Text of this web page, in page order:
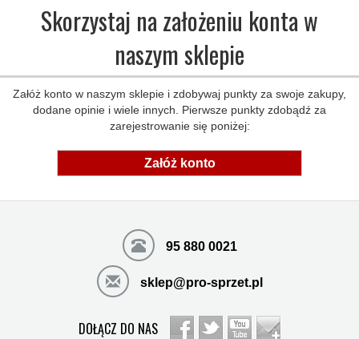
Skorzystaj na założeniu konta w
naszym sklepie
Załóż konto w naszym sklepie i zdobywaj punkty za swoje zakupy,
dodane opinie i wiele innych. Pierwsze punkty zdobądź za
zarejestrowanie się poniżej:
Załóż konto
95 880 0021
sklep@pro-sprzet.pl
DOŁĄCZ DO NAS